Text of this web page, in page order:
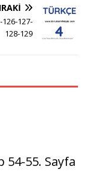
126-127-
128-129
54-55. Sayfa